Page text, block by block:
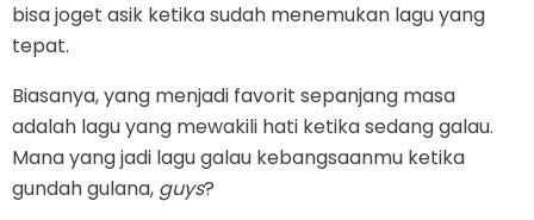
bisa joget asik ketika sudah menemukan lagu yang
tepat.
Biasanya, yang menjadi favorit sepanjang masa
adalah lagu yang mewakili hati ketika sedang galau.
Mana yang jadi lagu galau kebangsaanmu ketika
gundah gulana, guys?